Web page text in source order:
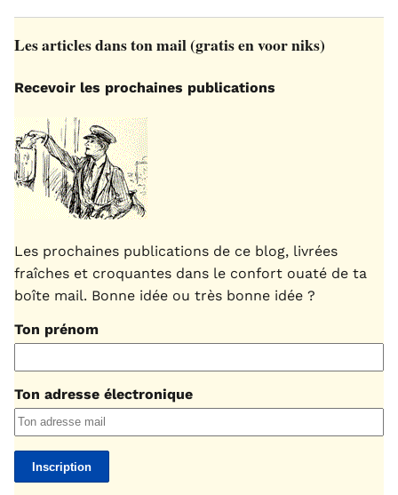
Les articles dans ton mail (gratis en voor niks)
Recevoir les prochaines publications
Les prochaines publications de ce blog, livrées
fraîches et croquantes dans le confort ouaté de ta
boîte mail. Bonne idée ou très bonne idée ?
Ton prénom
Ton adresse électronique